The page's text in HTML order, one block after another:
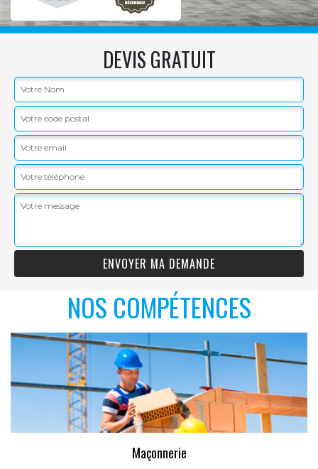
DEVIS GRATUIT
NOS COMPÉTENCES
Maçonnerie